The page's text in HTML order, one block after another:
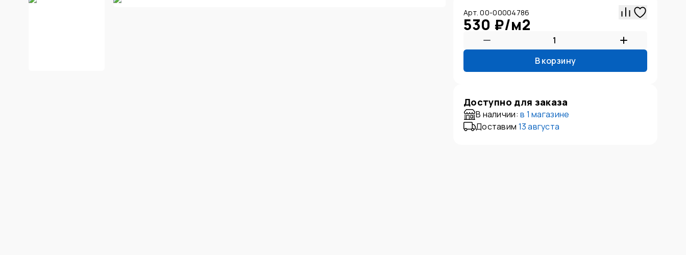
Арт. 00-00004786
530 ₽/м2
В корзину
Доступно для заказа
В наличии: в 1 магазине
Доставим 13 августа